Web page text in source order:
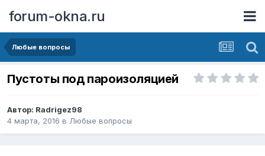
forum-okna.ru
Любые вопросы
Пустоты под пароизоляцией
Автор: Radrigez98
4 марта, 2016 в Любые вопросы